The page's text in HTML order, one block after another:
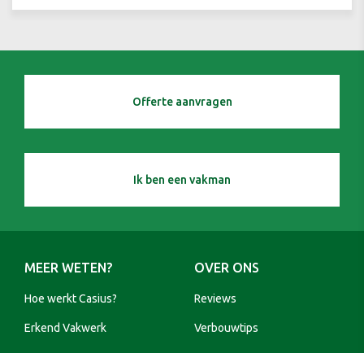
Offerte aanvragen
Ik ben een vakman
MEER WETEN?
Hoe werkt Casius?
Erkend Vakwerk
OVER ONS
Reviews
Verbouwtips